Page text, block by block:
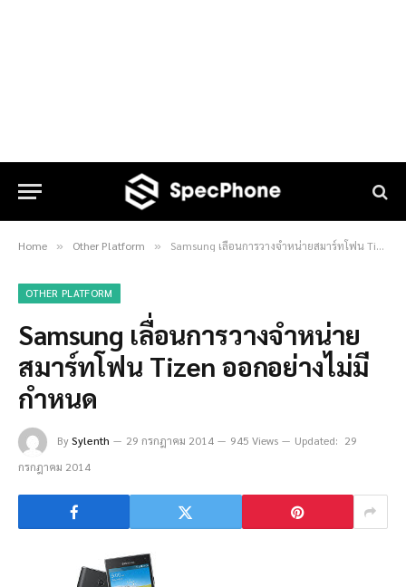
Home » Other Platform » Samsung เลื่อนการวางจำหน่ายสมาร์ทโฟน Tizen ออกอย่างไม่มีกำหนด
OTHER PLATFORM
Samsung เลื่อนการวางจำหน่าย
สมาร์ทโฟน Tizen ออกอย่างไม่มี
กำหนด
BySylenth 29 กรกฎาคม 2014 945 Views Updated: 29
กรกฎาคม 2014